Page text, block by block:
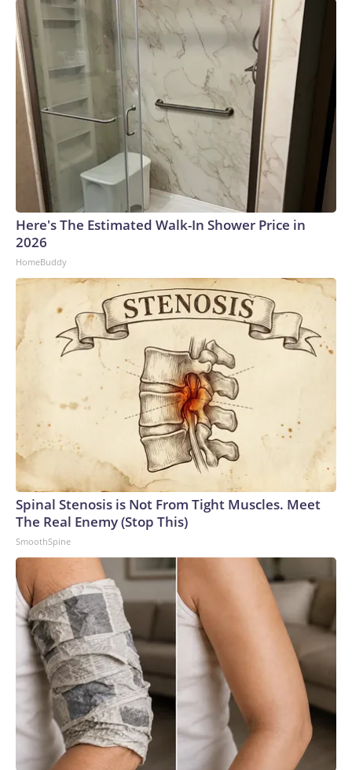
año.La Confederación Africana de Fútbol, que depende más
del dinero que distribuye la FIFA que otras confederaciones
continentales, ha respaldado a Infantino.The-CNN-Wire™ &
© 2026 Cable News Network, Inc., a Warner Bros.
Discovery Company. All rights reserved.
Here's The Estimated Walk-In Shower Price in
2026
HomeBuddy
Spinal Stenosis is Not From Tight Muscles. Meet
The Real Enemy (Stop This)
SmoothSpine